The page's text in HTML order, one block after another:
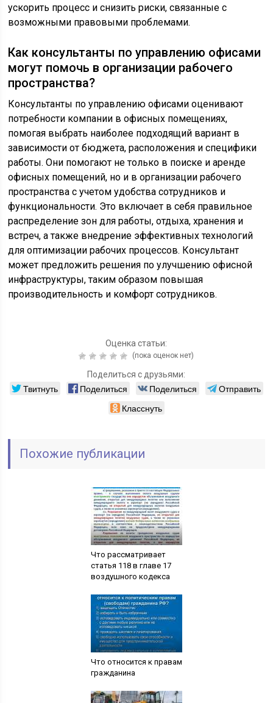
ускорить процесс и снизить риски, связанные с
возможными правовыми проблемами.
Как консультанты по управлению офисами
могут помочь в организации рабочего
пространства?
Консультанты по управлению офисами оценивают
потребности компании в офисных помещениях,
помогая выбрать наиболее подходящий вариант в
зависимости от бюджета, расположения и специфики
работы. Они помогают не только в поиске и аренде
офисных помещений, но и в организации рабочего
пространства с учетом удобства сотрудников и
функциональности. Это включает в себя правильное
распределение зон для работы, отдыха, хранения и
встреч, а также внедрение эффективных технологий
для оптимизации рабочих процессов. Консультант
может предложить решения по улучшению офисной
инфраструктуры, таким образом повышая
производительность и комфорт сотрудников.
Оценка статьи:
(пока оценок нет)
Поделиться с друзьями:
Твитнуть Поделиться Поделиться
Отправить
Класснуть
Похожие публикации
Что рассматривает
статья 118 в главе 17
воздушного кодекса
Что относится к правам
гражданина